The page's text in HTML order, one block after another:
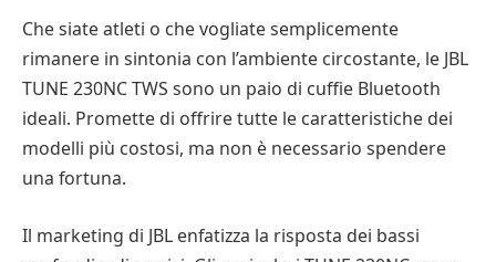
Che siate atleti o che vogliate semplicemente
rimanere in sintonia con l’ambiente circostante, le JBL
TUNE 230NC TWS sono un paio di cuffie Bluetooth
ideali. Promette di offrire tutte le caratteristiche dei
modelli più costosi, ma non è necessario spendere
una fortuna.
Il marketing di JBL enfatizza la risposta dei bassi